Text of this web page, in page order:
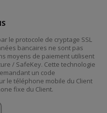
le protocole de cryptage SSL
bancaires ne sont pas
moyens de paiement utilisent
/ SafeKey. Cette technologie
un code
le téléphone mobile du Client
fixe du Client.